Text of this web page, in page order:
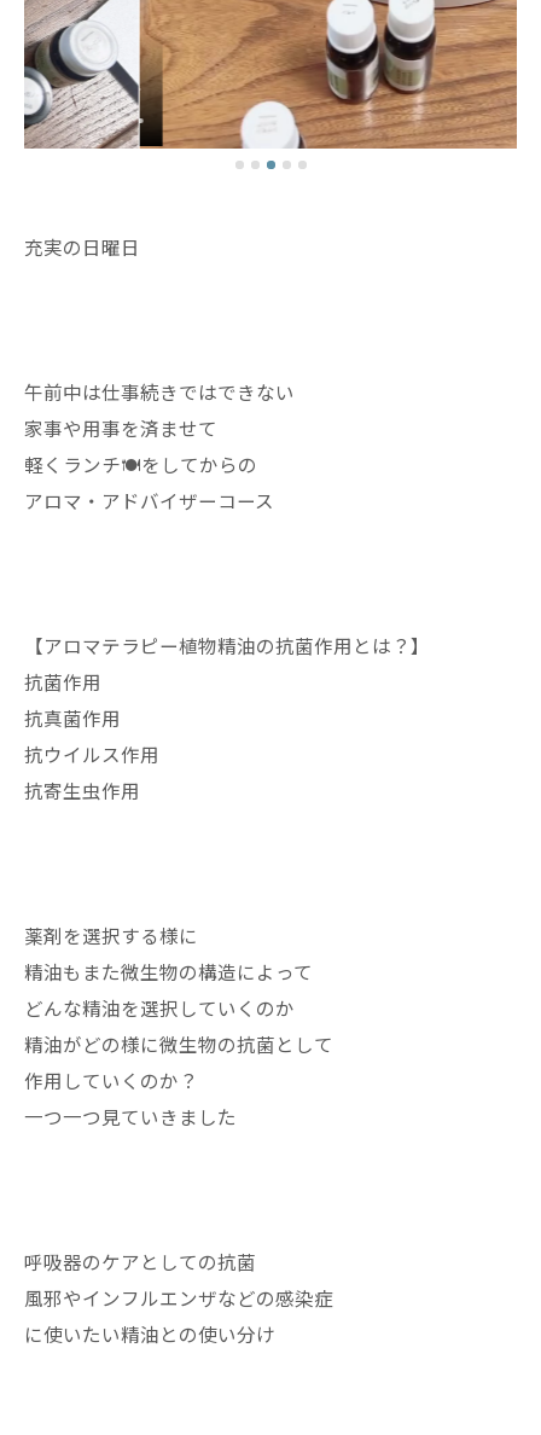
充実の日曜日
午前中は仕事続きではできない
家事や用事を済ませて
軽くランチ🍽️をしてからの
アロマ・アドバイザーコース
【アロマテラピー植物精油の抗菌作用とは？】
抗菌作用
抗真菌作用
抗ウイルス作用
抗寄生虫作用
薬剤を選択する様に
精油もまた微生物の構造によって
どんな精油を選択していくのか
精油がどの様に微生物の抗菌として
作用していくのか？
一つ一つ見ていきました
呼吸器のケアとしての抗菌
風邪やインフルエンザなどの感染症
に使いたい精油との使い分け